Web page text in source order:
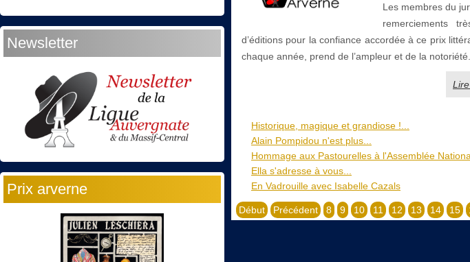
Newsletter
Prix arverne
Les membres du
remerciements
d’éditions pour la confiance accordée à ce prix
chaque année, prend de l’ampleur et de la notoriété.
Historique, magique et grandiose !...
Alain Pompidou n'est plus...
Hommage aux Pastourelles à l'Assemblée
Ella s'adresse à vous...
En Vadrouille avec Isabelle Cazals
Début Précédent 8 9 10 11 12 13 14 15